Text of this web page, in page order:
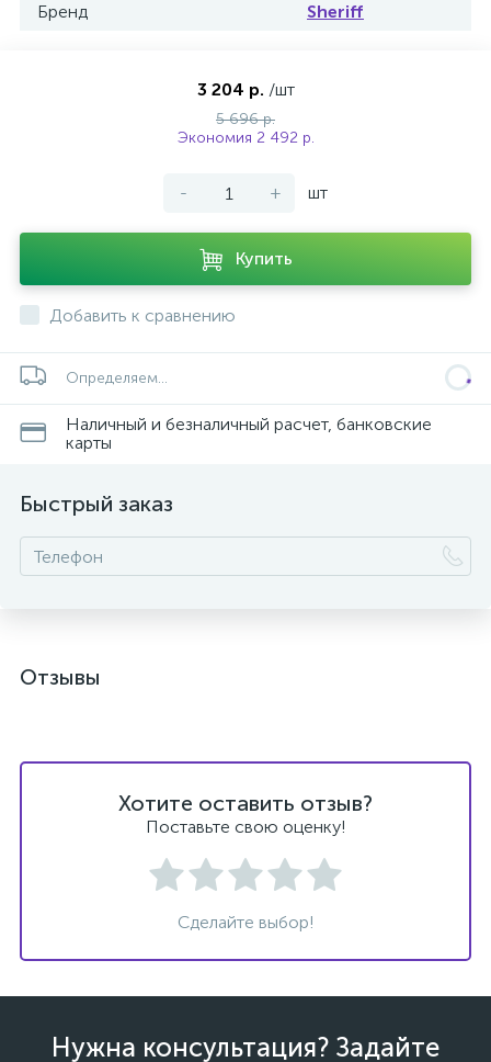
Бренд
Sheriff
3 204 р. /шт
5 696 р.
Экономия 2 492 р.
- + шт
Купить
Добавить к сравнению
Определяем...
Наличный и безналичный расчет, банковские
карты
Быстрый заказ
Отзывы
Хотите оставить отзыв?
Поставьте свою оценку!
Сделайте выбор!
Нужна консультация? Задайте